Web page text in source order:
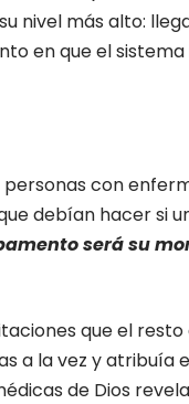
más alto:
en que el sistema
con
debían hacer si
será su
que el
la vez y atribuía
de Dios